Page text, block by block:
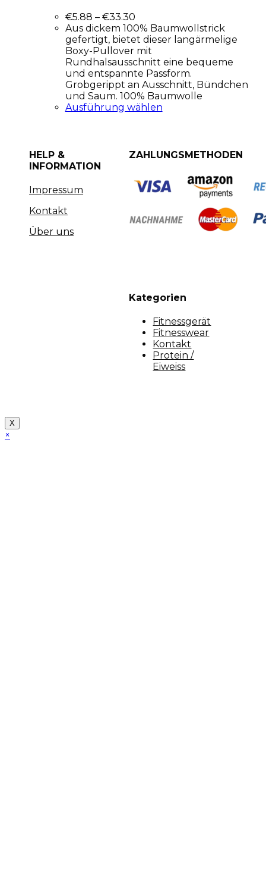
€5.88 – €33.30
Aus dickem 100% Baumwollstrick
gefertigt, bietet dieser langärmelige
Boxy-Pullover mit
Rundhalsausschnitt eine bequeme
und entspannte Passform.
Grobgerippt an Ausschnitt, Bündchen
und Saum. 100% Baumwolle
Ausführung wählen
HELP &
INFORMATION
Impressum
Kontakt
Über uns
ZAHLUNGSMETHODEN
Kategorien
Fitnessgerät
Fitnesswear
Kontakt
Protein /
Eiweiss
X
×